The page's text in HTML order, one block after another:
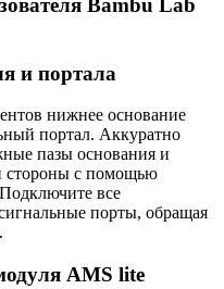
Bambu Lab
и портала
нижнее основание
портал. Аккуратно
пазы основания и
стороны с помощью
все
порты, обращая
AMS lite